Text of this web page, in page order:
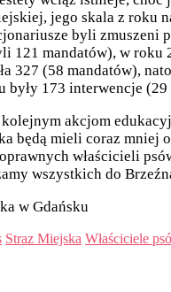
jego skala z roku
byli zmuszeni
121 mandatów), w roku
327 (58 mandatów),
były 173 interwencje (29
akcjom
będą mieli coraz mniej
właścicieli
wszystkich do
w Gdańsku
Straz Miejska Właściciele